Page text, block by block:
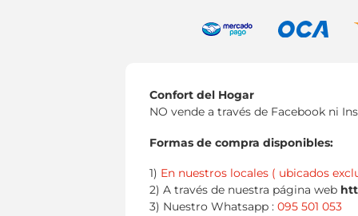
Confort del Hogar
NO vende a través de Facebook ni
Formas de compra disponibles:
1) En nuestros locales ( ubicados
2) A través de nuestra página web
3) Nuestro Whatsapp : 095 501 053